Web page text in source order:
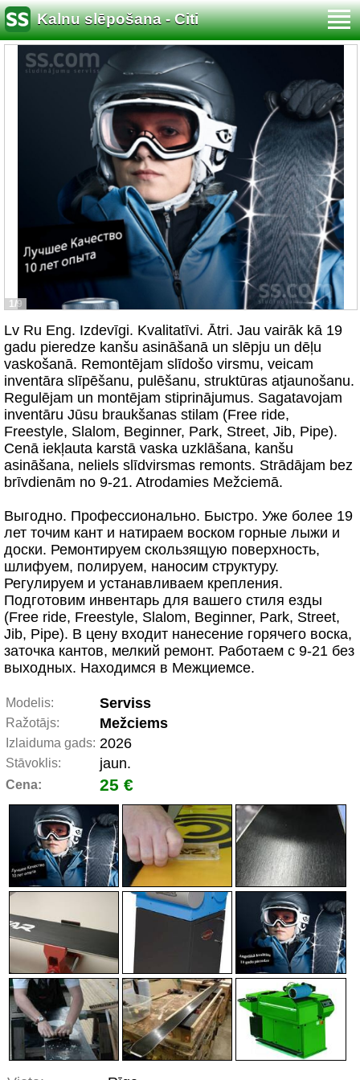
Kalnu slēpošana - Citi
1/9
Lv Ru Eng. Izdevīgi. Kvalitatīvi. Ātri. Jau vairāk kā 19
gadu pieredze kanšu asināšanā un slēpju un dēļu
vaskošanā. Remontējam slīdošo virsmu, veicam
inventāra slīpēšanu, pulēšanu, struktūras atjaunošanu.
Regulējam un montējam stiprinājumus. Sagatavojam
inventāru Jūsu braukšanas stilam (Free ride,
Freestyle, Slalom, Beginner, Park, Street, Jib, Pipe).
Cenā iekļauta karstā vaska uzklāšana, kanšu
asināšana, neliels slīdvirsmas remonts. Strādājam bez
brīvdienām no 9-21. Atrodamies Mežciemā.
Выгодно. Профессионально. Быстро. Уже более 19
лет точим кант и натираем воском горные лыжи и
доски. Ремонтируем скользящую поверхность,
шлифуем, полируем, наносим структуру.
Регулируем и устанавливаем крепления.
Подготовим инвентарь для вашего стиля езды
(Free ride, Freestyle, Slalom, Beginner, Park, Street,
Jib, Pipe). В цену входит нанесение горячего воска,
заточка кантов, мелкий ремонт. Работаем с 9-21 без
выходных. Находимся в Межциемсе.
Modelis: Serviss
Ražotājs: Mežciems
Izlaiduma gads: 2026
Stāvoklis: jaun.
Cena: 25 €